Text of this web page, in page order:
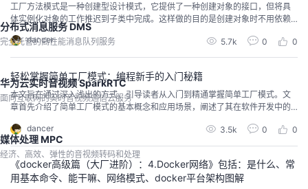
分布式消息服务 DMS
完全托管的高性能消息队列服务
华为云实时音视频 SparkRTC
面向互联网的实时音视频通信云服务
媒体处理 MPC
经济、高效、弹性的音视频转码和处理
工厂方法模式是一种创建型设计模式，它提供了一种创建对象的接口，但将具
体实例化对象的工作推迟到子类中完成。这样做的目的是创建对象时不用依赖
于具体的类，而是依赖于抽象，这提高了系统的灵活性和可扩展性。优点：降
低耦合度、增加了系统的可扩展性 和 提高代码的可维护性；缺点：增加了代码
的复杂性 和 需要更多的设计考虑。
dancer 5.7k 0 0
轻松掌握简单工厂模式：编程新手的入门秘籍
本文旨在通过深入浅出的方式，引导读者从入门到精通掌握简单工厂模式。文
章首先介绍了简单工厂模式的基本概念和应用场景，阐述了其在软件开发中的
现方法和关键步骤，包括工厂类的设计、产品类的抽象与实现等。此外，文章
还探讨了简单工厂模式的优缺点及适用场景，帮助读者更全面地理解该模式。
最后，通过总结归纳，强调了简单工厂模式在提升代码可维护性、可
dancer 3.5k 0 0
《docker高级篇（大厂进阶）：4.Docker网络》包括：是什么、常
用基本命令、能干嘛、网络模式、docker平台架构图解